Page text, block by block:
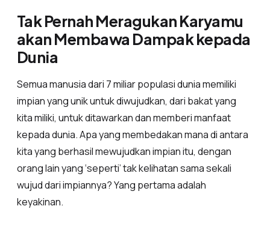
Tak Pernah Meragukan Karyamu
akan Membawa Dampak kepada
Dunia
Semua manusia dari 7 miliar populasi dunia memiliki
impian yang unik untuk diwujudkan, dari bakat yang
kita miliki, untuk ditawarkan dan memberi manfaat
kepada dunia. Apa yang membedakan mana di antara
kita yang berhasil mewujudkan impian itu, dengan
orang lain yang ‘seperti’ tak kelihatan sama sekali
wujud dari impiannya? Yang pertama adalah
keyakinan.